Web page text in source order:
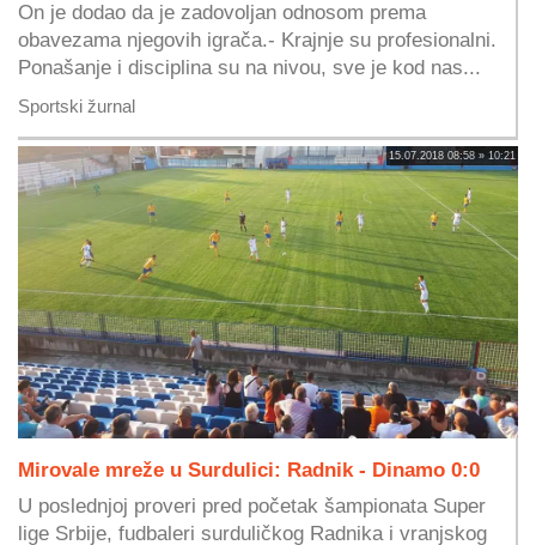
On je dodao da je zadovoljan odnosom prema
obavezama njegovih igrača.- Krajnje su profesionalni.
Ponašanje i disciplina su na nivou, sve je kod nas...
Sportski žurnal
15.07.2018 08:58 » 10:21
Mirovale mreže u Surdulici: Radnik - Dinamo 0:0
U poslednjoj proveri pred početak šampionata Super
lige Srbije, fudbaleri surduličkog Radnika i vranjskog